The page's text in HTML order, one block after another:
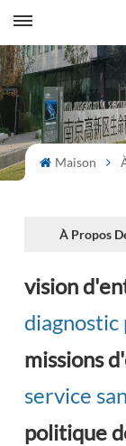
Maison
À Propos
vision
diagnostic
missions
service
politique